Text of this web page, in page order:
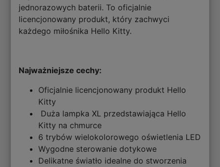
jednorazowych baterii. To oficjalnie
licencjonowany produkt, który zachwyci
każdego miłośnika Hello Kitty.
Najważniejsze cechy:
Oficjalnie licencjonowany produkt Hello
Kitty
Duża lampka XL przedstawiająca Hello
Kitty na chmurce
6 trybów wielokolorowego oświetlenia LED
Wygodne sterowanie dotykowe
Delikatne światło idealne do stworzenia